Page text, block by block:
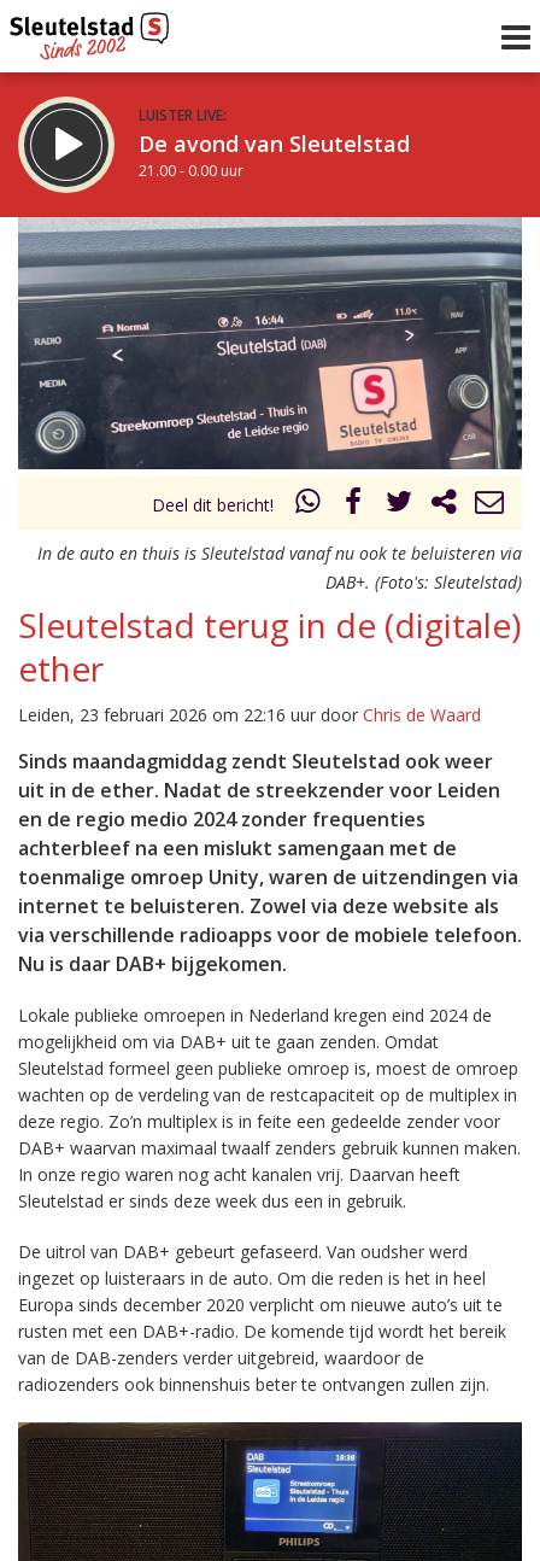
LUISTER LIVE:
De avond van Sleutelstad
21.00 - 0.00 uur
STRAKS:
De nacht van Sleutelstad
0.00 - 6.00 uur
Vorig uur
uur 1 van 0 Volgend uur
Deel dit bericht!
In de auto en thuis is Sleutelstad vanaf nu ook te beluisteren via
DAB+. (Foto's: Sleutelstad)
Sleutelstad terug in de (digitale)
ether
Leiden, 23 februari 2026 om 22:16 uur door Chris de Waard
Sinds maandagmiddag zendt Sleutelstad ook weer
uit in de ether. Nadat de streekzender voor Leiden
en de regio medio 2024 zonder frequenties
achterbleef na een mislukt samengaan met de
toenmalige omroep Unity, waren de uitzendingen via
internet te beluisteren. Zowel via deze website als
via verschillende radioapps voor de mobiele telefoon.
Nu is daar DAB+ bijgekomen.
Lokale publieke omroepen in Nederland kregen eind 2024 de
mogelijkheid om via DAB+ uit te gaan zenden. Omdat
Sleutelstad formeel geen publieke omroep is, moest de omroep
wachten op de verdeling van de restcapaciteit op de multiplex in
deze regio. Zo’n multiplex is in feite een gedeelde zender voor
DAB+ waarvan maximaal twaalf zenders gebruik kunnen maken.
In onze regio waren nog acht kanalen vrij. Daarvan heeft
Sleutelstad er sinds deze week dus een in gebruik.
De uitrol van DAB+ gebeurt gefaseerd. Van oudsher werd
ingezet op luisteraars in de auto. Om die reden is het in heel
Europa sinds december 2020 verplicht om nieuwe auto’s uit te
rusten met een DAB+-radio. De komende tijd wordt het bereik
van de DAB-zenders verder uitgebreid, waardoor de
radiozenders ook binnenshuis beter te ontvangen zullen zijn.